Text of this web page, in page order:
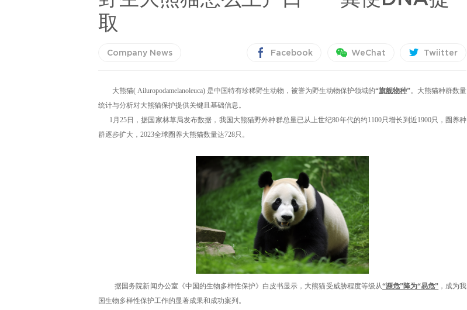
取
Company News Facebook WeChat Twiitter
大熊猫( Ailuropodamelanoleuca) 是中国特有珍稀野生动物，被誉为野生动物保护领域的“旗舰物种”。大熊猫种群数量
统计与分析对大熊猫保护提供关键且基础信息。
1月25日，据国家林草局发布数据，我国大熊猫野外种群总量已从上世纪80年代的约1100只增长到近1900只，圈养种
群逐步扩大，2023全球圈养大熊猫数量达728只。
据国务院新闻办公室《中国的生物多样性保护》白皮书显示，大熊猫受威胁程度等级从“濒危”降为“易危” ，成为我
国生物多样性保护工作的显著成果和成功案列 。